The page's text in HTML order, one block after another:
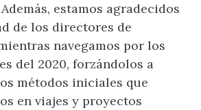
estamos agradecidos
de los directores de
navegamos por los
del 2020, forzándolos a
métodos iniciales que
en viajes y proyectos